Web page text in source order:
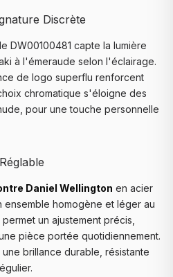
Discrète
DW00100481 capte la lumière
à l'émeraude selon l'éclairage.
de logo superflu renforcent
chromatique s'éloigne des
pour une touche personnelle
Daniel Wellington en acier
homogène et léger au
un ajustement précis,
pièce portée quotidiennement.
brillance durable, résistante